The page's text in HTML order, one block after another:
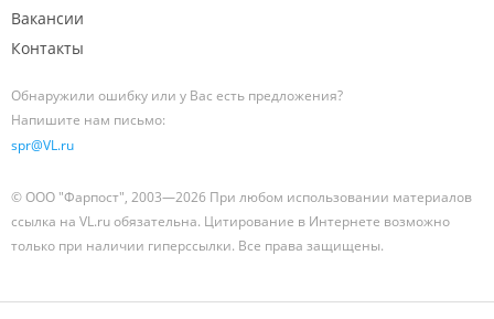
Вакансии
Контакты
Обнаружили ошибку или у Вас есть предложения?
Напишите нам письмо:
spr@VL.ru
© ООО "Фарпост", 2003—2026 При любом использовании материалов
ссылка на VL.ru обязательна. Цитирование в Интернете возможно
только при наличии гиперссылки. Все права защищены.